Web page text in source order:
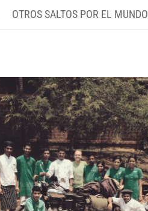
OTROS SALTOS POR EL MUNDO